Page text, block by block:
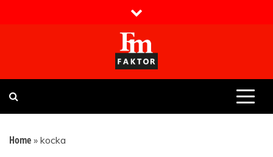
Faktor magazin
Uvijek presudan
Home » kocka